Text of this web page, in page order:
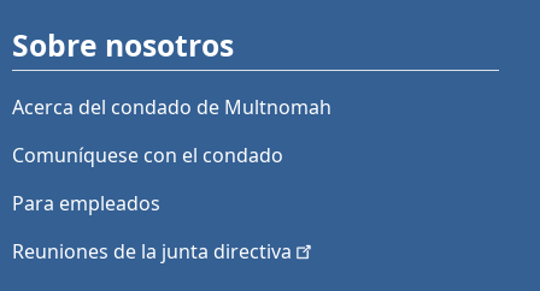
Sobre nosotros
Acerca del condado de Multnomah
Comuníquese con el condado
Para empleados
Reuniones de la junta directiva